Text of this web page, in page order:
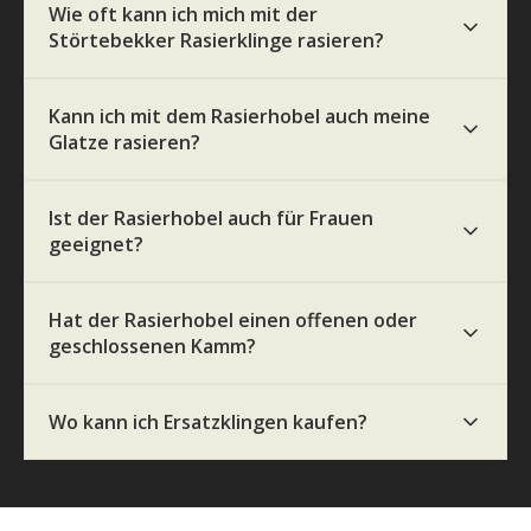
Wie oft kann ich mich mit der
Störtebekker Rasierklinge rasieren?
Kann ich mit dem Rasierhobel auch meine
Glatze rasieren?
Ist der Rasierhobel auch für Frauen
geeignet?
Hat der Rasierhobel einen offenen oder
geschlossenen Kamm?
Wo kann ich Ersatzklingen kaufen?